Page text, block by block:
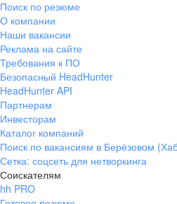
Поиск по резюме
О компании
Наши вакансии
Реклама на сайте
Требования к ПО
Безопасный HeadHunter
HeadHunter API
Партнерам
Инвесторам
Каталог компаний
Поиск по вакансиям в Берёзовом
Сетка: соцсеть для нетворкинга
Соискателям
hh PRO